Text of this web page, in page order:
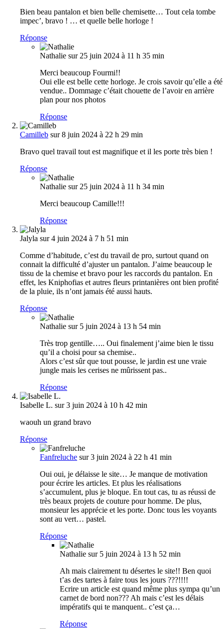
Bien beau pantalon et bien belle chemisette… Tout cela tombe
impec’, bravo ! … et quelle belle horloge !
Réponse
Nathalie sur 25 juin 2024 à 11 h 35 min
Merci beaucoup Fourmi!!
Oui elle est belle cette horloge. Je crois savoir qu’elle a été
vendue.. Dommage c’était chouette de l’avoir en arrière
plan pour nos photos
Réponse
Camilleb sur 8 juin 2024 à 22 h 29 min
Bravo quel travail tout est magnifique et il les porte très bien !
Réponse
Nathalie sur 25 juin 2024 à 11 h 34 min
Merci beaucoup Camille!!!
Réponse
Jalyla sur 4 juin 2024 à 7 h 51 min
Comme d’habitude, c’est du travail de pro, surtout quand on
connait la difficulté d’ajuster un pantalon. J’aime beaucoup le
tissu de la chemise et bravo pour les raccords du pantalon. En
effet, les Kniphofias et autres fleurs printanières ont bien profité
de la pluie, ils n’ont jamais été aussi hauts.
Réponse
Nathalie sur 5 juin 2024 à 13 h 54 min
Très trop gentille….. Oui finalement j’aime bien le tissu
qu’il a choisi pour sa chemise..
Alors c’est sûr que tout pousse, le jardin est une vraie
jungle mais les cerises ne mûrissent pas..
Réponse
Isabelle L. sur 3 juin 2024 à 10 h 42 min
waouh un grand bravo
Réponse
Fanfreluche sur 3 juin 2024 à 22 h 41 min
Oui oui, je délaisse le site… Je manque de motivation
pour écrire les articles. Et plus les réalisations
s’accumulent, plus je bloque. En tout cas, tu as réussi de
très beaux projets de couture pour homme. De plus,
monsieur les apprécie et les porte. Donc tous les voyants
sont au vert… pastel.
Réponse
Nathalie sur 5 juin 2024 à 13 h 52 min
Ah mais clairement tu désertes le site!! Ben quoi
t’as des tartes à faire tous les jours ???!!!!
Ecrire un article est quand même plus sympa qu’un
carnet de bord non??? Ah mais c’est les délais
impératifs qui te manquent.. c’est ça…
Réponse